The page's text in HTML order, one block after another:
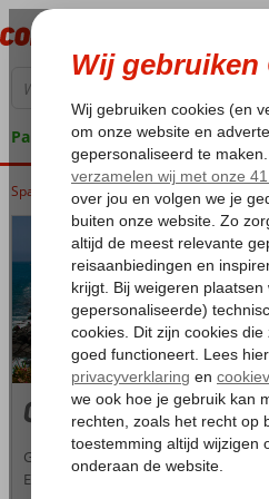
Pakketgarantie
Home
Spanje Canarische Eilanden
Canarische Eilanden
Geniet van zon, zee, strand en meer
Eilanden. Vanwege de ligging en het